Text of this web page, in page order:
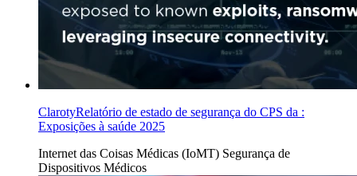
ClarotyRelatório de estado de segurança do CPS da :
Exposições à saúde 2025
Internet das Coisas Médicas (IoMT) Segurança de
Dispositivos Médicos